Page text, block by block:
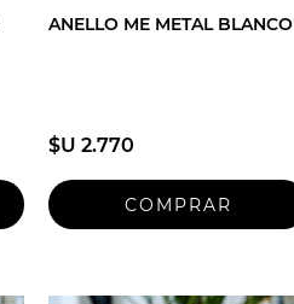
ANELLO ME METAL BLANCO
$U 2.770